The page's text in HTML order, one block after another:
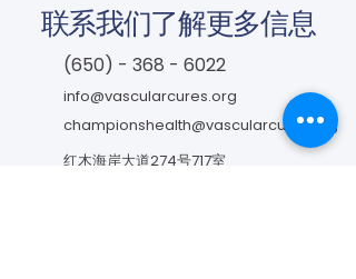
联系我们了解更多信息
(650) - 368 - 6022
info@vascularcures.org
championshealth@vascularcures.org
红木海岸大道274号717室